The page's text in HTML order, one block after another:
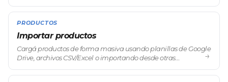
descuento por volumen —el corazón del
PRODUCTOS
Importar productos
Cargá productos de forma masiva usando planillas de Google
Drive, archivos CSV/Excel o importando desde otras
funcionalidad esencial para operac
→